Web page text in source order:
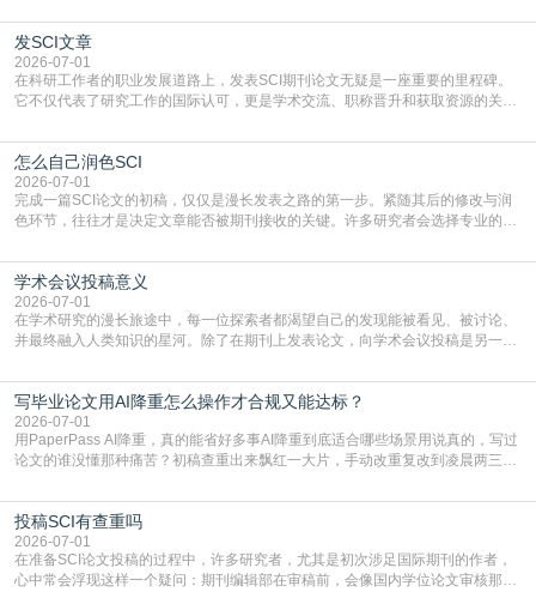
能领到补贴首选‌京东APP‌搜索专属口令(如【家电补贴1637】、【国补立省
4949】等，口令会随活动更新，以页面显示为准)进入补贴专场。淘宝/天猫也可
复制粘贴【8$FKFGgJq
发SCI文章
2026-07-01
在科研工作者的职业发展道路上，发表SCI期刊论文无疑是一座重要的里程碑。
它不仅代表了研究工作的国际认可，更是学术交流、职称晋升和获取资源的关键
战与困惑。从选题立意到投稿回应，每一步都需要精心的策略与扎实的工作。本
篇AEIC学术交流中心小编就为大家介绍“发SCI文章”。一、精准定位是成功的第
一步发表SCI文章，首要解决的问题是“投
怎么自己润色SCI
2026-07-01
完成一篇SCI论文的初稿，仅仅是漫长发表之路的第一步。紧随其后的修改与润
色环节，往往才是决定文章能否被期刊接收的关键。许多研究者会选择专业的语
质量，更能在此过程中深化对学术写作的理解。如何系统、高效地打磨自己的论
文，使其在语言和学术表达上更符合国际期刊的要求，是每位研究者值得投入学
习的技能。本篇AEIC学术交流中心小编就为大家介
学术会议投稿意义
2026-07-01
在学术研究的漫长旅途中，每一位探索者都渴望自己的发现能被看见、被讨论、
并最终融入人类知识的星河。除了在期刊上发表论文，向学术会议投稿是另一个
广阔学术天地的大门，连接着个体研究与社会网络。本篇AEIC学术交流中心小编
就为大家介绍“学术会议投稿意义”。一、加速研究成果的传播与反馈学术会议通
常具有周期短、时效性强的特点。相比期刊漫长的
写毕业论文用AI降重怎么操作才合规又能达标？
2026-07-01
用PaperPass AI降重，真的能省好多事AI降重到底适合哪些场景用说真的，写过
论文的谁没懂那种痛苦？初稿查重出来飘红一大片，手动改重复改到凌晨两三
到秃头。这时候靠谱的AI降重真的就是救命稻草，选对工具，半天就能搞定你两
三天都做不完的事。不是所有人都需要用AI降重，但如果你符合下面这些场景，
真的可以试试：初稿写完重复率远超要
投稿SCI有查重吗
2026-07-01
在准备SCI论文投稿的过程中，许多研究者，尤其是初次涉足国际期刊的作者，
心中常会浮现这样一个疑问：期刊编辑部在审稿前，会像国内学位论文审核那